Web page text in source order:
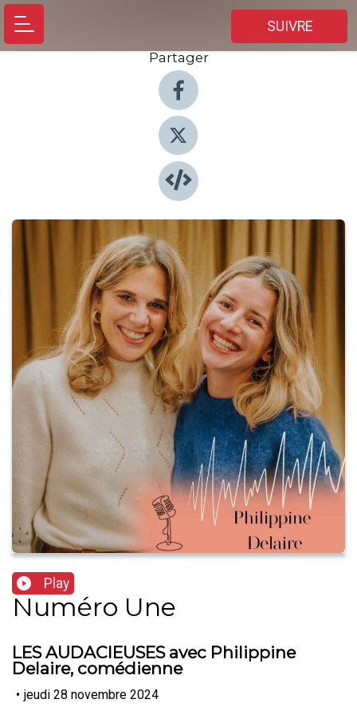
SUIVRE
Partager
Play
Numéro Une
LES AUDACIEUSES avec Philippine
Delaire, comédienne
• jeudi 28 novembre 2024